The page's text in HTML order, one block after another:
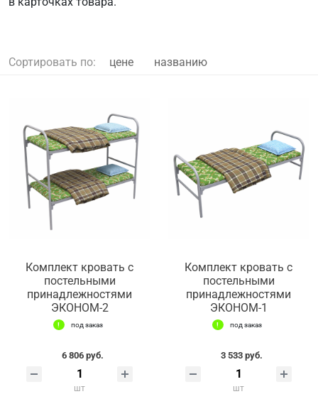
Сортировать по: цене названию
Комплект кровать с
постельными
принадлежностями
ЭКОНОМ-2
под заказ
6 806 руб.
шт
Комплект кровать с
постельными
принадлежностями
ЭКОНОМ-1
под заказ
3 533 руб.
шт